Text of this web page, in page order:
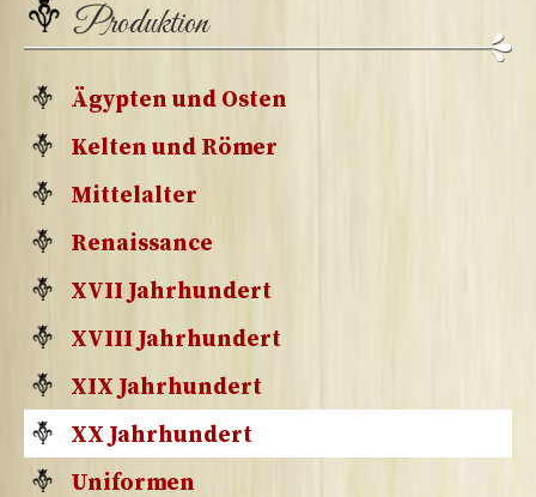
Produktion
Ägypten und Osten
Kelten und Römer
Mittelalter
Renaissance
XVII Jahrhundert
XVIII Jahrhundert
XIX Jahrhundert
XX Jahrhundert
Uniformen